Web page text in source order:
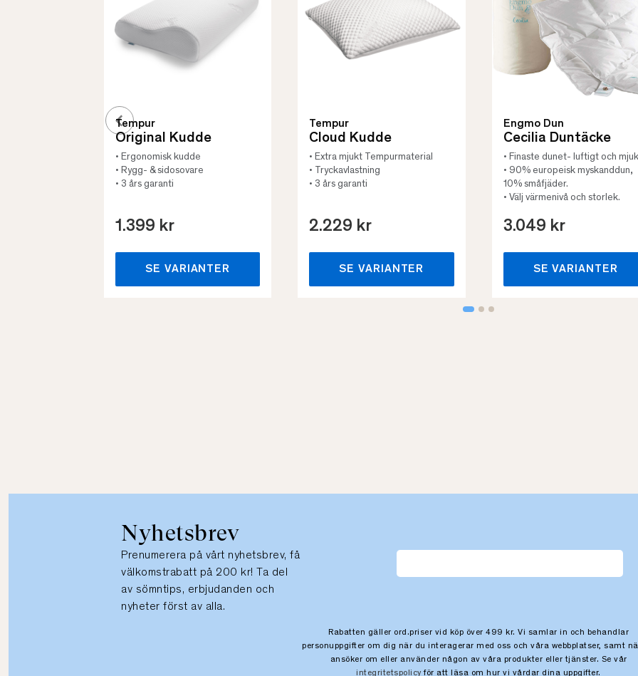
Tempur
Original Kudde
• Ergonomisk kudde
• Rygg- & sidosovare
• 3 års garanti
1.399 kr
SE VARIANTER
Tempur
Cloud Kudde
• Extra mjukt Tempurmaterial
• Tryckavlastning
• 3 års garanti
2.229 kr
SE VARIANTER
Engmo Dun
Cecilia Duntäcke
• Finaste dunet- luftigt och
• 90% europeisk myskanddun,
10% småfjäder.
• Välj värmenivå och storlek.
3.049 kr
SE VARIANTER
Nyhetsbrev
Prenumerera på vårt nyhetsbrev, få
välkomstrabatt på 200 kr! Ta del
av sömntips, erbjudanden och
nyheter först av alla.
Rabatten gäller ord.priser vid köp över 499 kr. Vi samlar in och behandlar
personuppgifter om dig när du interagerar med oss och våra webbplatser, samt
ansöker om eller använder någon av våra produkter eller tjänster. Se vår
integritetspolicy för att läsa om hur vi vårdar dina uppgifter.